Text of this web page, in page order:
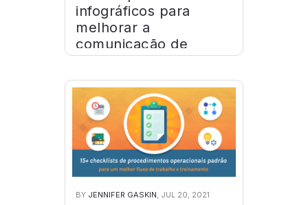
infográficos para
melhorar a
comunicação de
marketing
BY JENNIFER GASKIN, JUL 20, 2021